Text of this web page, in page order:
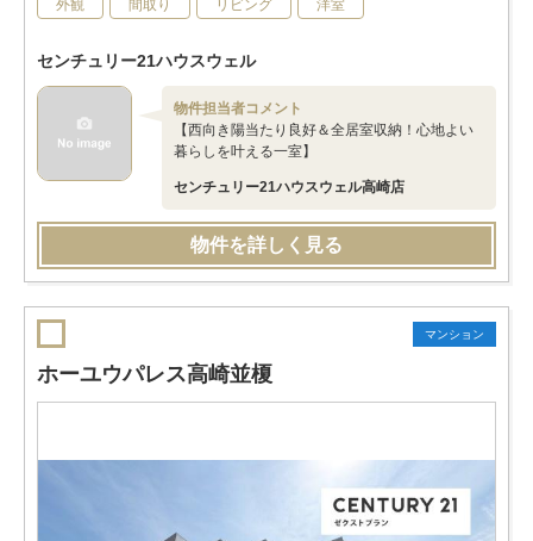
外観 間取り リビング 洋室
センチュリー21ハウスウェル
物件担当者コメント
【西向き陽当たり良好＆全居室収納！心地よい
暮らしを叶える一室】
センチュリー21ハウスウェル高崎店
物件を詳しく見る
マンション
ホーユウパレス高崎並榎